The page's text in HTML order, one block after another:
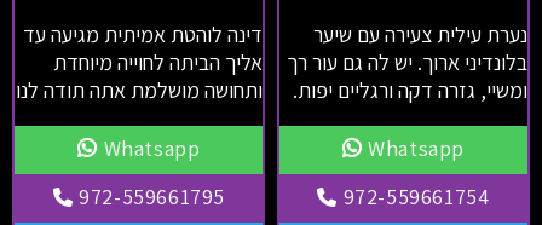
נערת עילית צעירה עם שיער
בלונדיני ארוך. יש לה גם עור רך
ומשיי, גזרה דקה ורגליים יפות.
Whatsapp
972-559661754
דינה לוהטת אמיתית מגיעה עד
אליך הביתה לחוייה מיוחדת
ותחושה מושלמת אתה תודה לנו
Whatsapp
972-559661795